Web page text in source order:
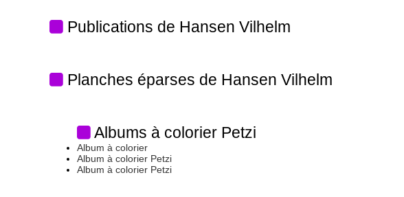
Publications de Hansen Vilhelm
Planches éparses de Hansen Vilhelm
Albums à colorier Petzi
Album à colorier
Album à colorier Petzi
Album à colorier Petzi